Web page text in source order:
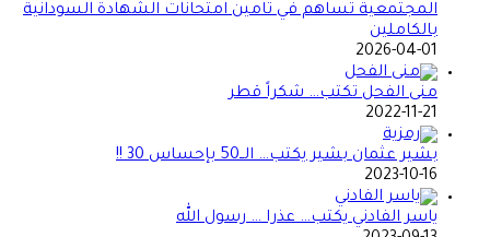
المجتمعية تساهم في تامين امتحانات الشهادة السودانية
بالكاملين
2026-04-01
منى الفحل تكتب… شكراً قطر
2022-11-21
بشير عثمان بشير يكتب… الــ50 بإحساس 30 !!
2023-10-16
ياسر الفادني يكتب… عذرا … رسول الله